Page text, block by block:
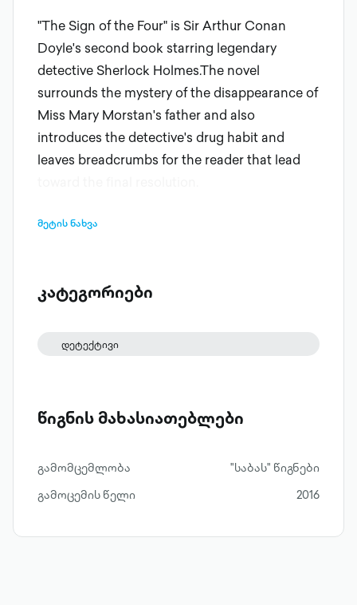
"The Sign of the Four" is Sir Arthur Conan
Doyle's second book starring legendary
detective Sherlock Holmes.The novel
surrounds the mystery of the disappearance of
Miss Mary Morstan's father and also
introduces the detective's drug habit and
leaves breadcrumbs for the reader that lead
მეტის ნახვა
კატეგორიები
დეტექტივი
წიგნის მახასიათებლები
გამომცემლობა
"საბას" წიგნები
გამოცემის წელი
2016